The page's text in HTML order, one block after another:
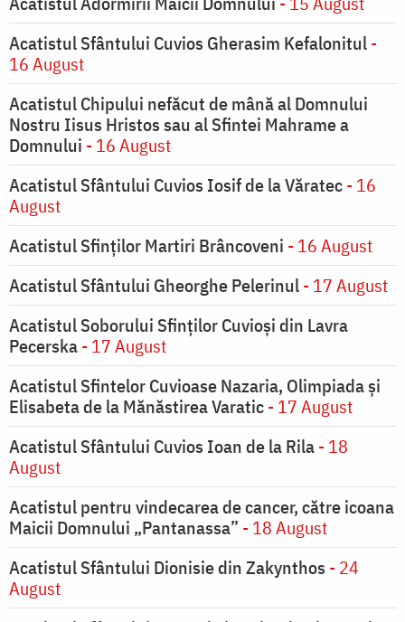
Acatistul Sfântului Cuvios Gherasim Kefalonitul-
16 August
Acatistul Chipului nefăcut de mână al Domnului
Nostru Iisus Hristos sau al Sfintei Mahrame a
Domnului - 16 August
Acatistul Sfântului Cuvios Iosif de la Văratec- 16
August
Acatistul Sfinților Martiri Brâncoveni - 16 August
Acatistul Sfântului Gheorghe Pelerinul- 17 August
Acatistul Soborului Sfinților Cuvioși din Lavra
Pecerska- 17 August
Acatistul Sfintelor Cuvioase Nazaria, Olimpiada și
Elisabeta de la Mănăstirea Varatic- 17 August
Acatistul Sfântului Cuvios Ioan de la Rila- 18
August
Acatistul pentru vindecarea de cancer, către icoana
Maicii Domnului „Pantanassa” - 18 August
Acatistul Sfântului Dionisie din Zakynthos - 24
August